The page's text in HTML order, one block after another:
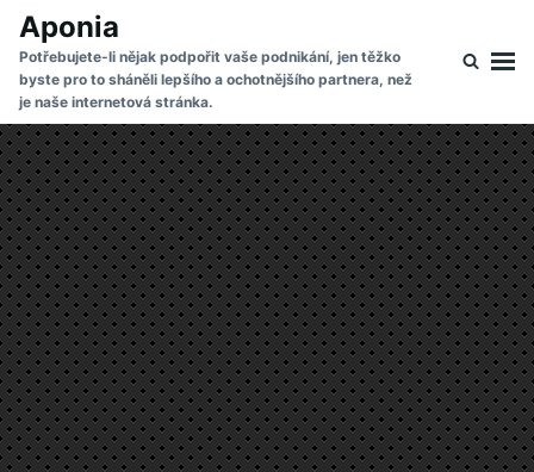
Skip
content
Search
for:
Aponia
Potřebujete-li nějak podpořit vaše podnikání, jen těžko
byste pro to sháněli lepšího a ochotnějšího partnera, než
je naše internetová stránka.